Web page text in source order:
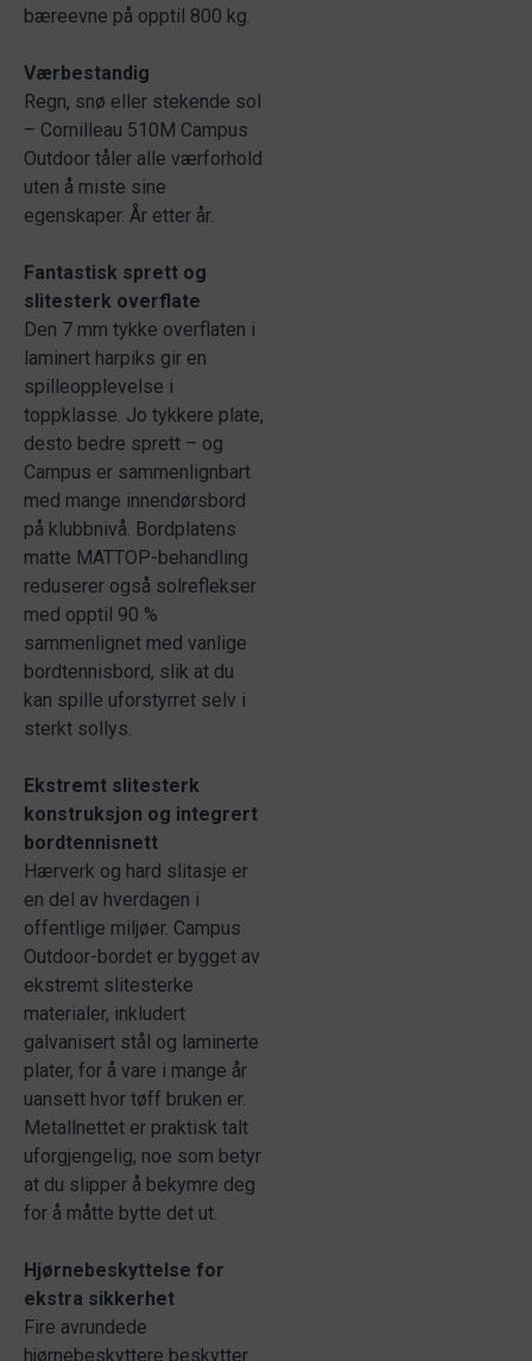
bæreevne på opptil 800 kg.
Værbestandig
Regn, snø eller stekende sol
– Cornilleau 510M Campus
Outdoor tåler alle værforhold
uten å miste sine
egenskaper. År etter år.
Fantastisk sprett og
slitesterk overflate
Den 7 mm tykke overflaten i
laminert harpiks gir en
spilleopplevelse i
toppklasse. Jo tykkere plate,
desto bedre sprett – og
Campus er sammenlignbart
med mange innendørsbord
på klubbnivå. Bordplatens
matte MATTOP-behandling
reduserer også solreflekser
med opptil 90 %
sammenlignet med vanlige
bordtennisbord, slik at du
kan spille uforstyrret selv i
sterkt sollys.
Ekstremt slitesterk
konstruksjon og integrert
bordtennisnett
Hærverk og hard slitasje er
en del av hverdagen i
offentlige miljøer. Campus
Outdoor-bordet er bygget av
ekstremt slitesterke
materialer, inkludert
galvanisert stål og laminerte
plater, for å vare i mange år
uansett hvor tøff bruken er.
Metallnettet er praktisk talt
uforgjengelig, noe som betyr
at du slipper å bekymre deg
for å måtte bytte det ut.
Hjørnebeskyttelse for
ekstra sikkerhet
Fire avrundede
hjørnebeskyttere beskytter